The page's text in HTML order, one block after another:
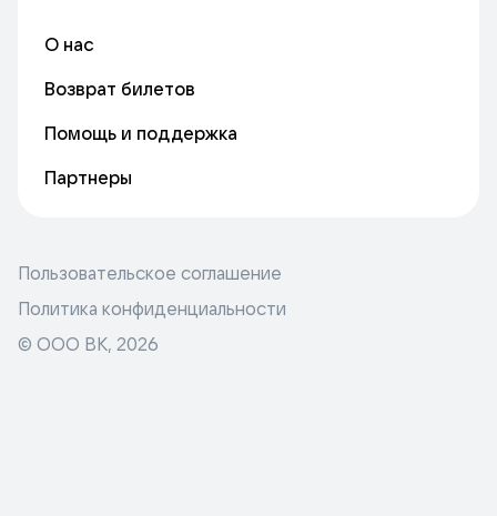
О нас
Возврат билетов
Помощь и поддержка
Партнеры
Пользовательское соглашение
Политика конфиденциальности
© ООО ВК, 2026